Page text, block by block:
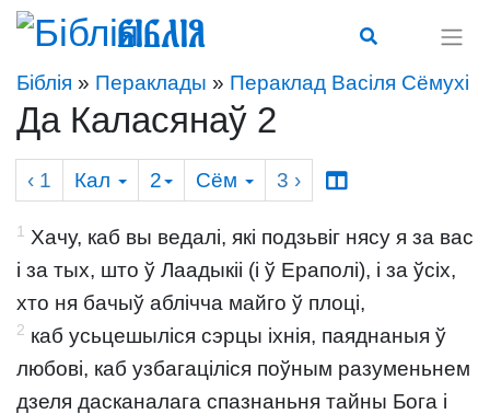
Біблія
Біблія » Пераклады » Пераклад Васіля Сёмухі
Да Каласянаў 2
‹ 1 Кал 2 Сём 3 ›
1 Хачу, каб вы ведалі, які подзьвіг нясу я за вас
і за тых, што ў Лаадыкіі (і ў Ераполі), і за ўсіх,
хто ня бачыў аблічча майго ў плоці,
2 каб усьцешыліся сэрцы іхнія, паяднаныя ў
любові, каб узбагаціліся поўным разуменьнем
дзеля дасканалага спазнаньня тайны Бога і